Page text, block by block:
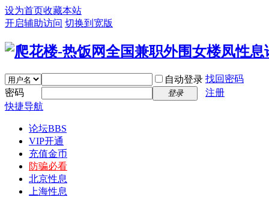
设为首页收藏本站
开启辅助访问 切换到宽版
自动登录 找回密码
密码
登录
注册
快捷导航
论坛BBS
VIP开通
充值金币
防骗必看
北京性息
上海性息